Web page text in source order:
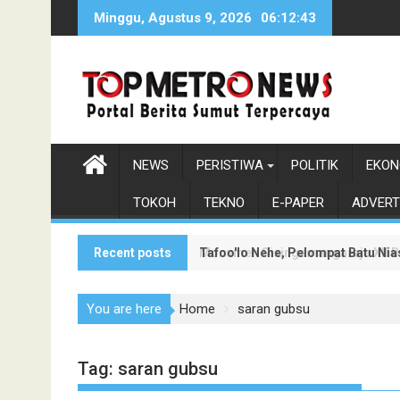
Minggu, Agustus 9, 2026 06:12:44
NEWS PERISTIWA POLITIK
TOKOH TEKNO E-PAPER
Recent posts Tafoo'lo Nehe, Pelompat Batu
Monumen Sisingamangaraja XII
You are here Home saran gubsu
Tag: saran gubsu